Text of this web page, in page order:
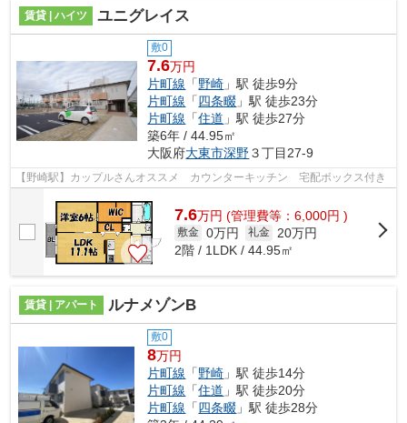
賃貸 | ハイツ ユニグレイス
敷0
7.6万円
片町線 「野崎 」駅 徒歩9分
片町線 「四条畷 」駅 徒歩23分
片町線 「住道 」駅 徒歩27分
築6年 / 44.95㎡
大阪府大東市深野３丁目27-9
【野崎駅】カップルさんオススメ カウンターキッチン 宅配ボックス付き
7.6万円 (管理費等：6,000円 )
敷金 0万円 礼金
20万円
2階 / 1LDK / 44.95㎡
賃貸 | アパート ルナメゾンB
敷0
8万円
片町線 「野崎 」駅 徒歩14分
片町線 「住道 」駅 徒歩20分
片町線 「四条畷 」駅 徒歩28分